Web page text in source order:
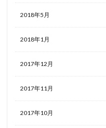
2018年5月
2018年1月
2017年12月
2017年11月
2017年10月